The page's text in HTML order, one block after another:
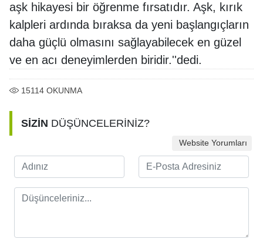
aşk hikayesi bir öğrenme fırsatıdır. Aşk, kırık
kalpleri ardında bıraksa da yeni başlangıçların
daha güçlü olmasını sağlayabilecek en güzel
ve en acı deneyimlerden biridir.''dedi.
15114 OKUNMA
SİZİN DÜŞÜNCELERİNİZ?
Website Yorumları